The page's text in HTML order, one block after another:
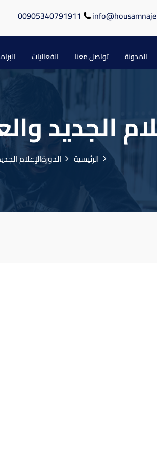
00905340791911
الفعاليات تواصل معنا المدونة
الجديد
الرئيسية الدورةالإعلام